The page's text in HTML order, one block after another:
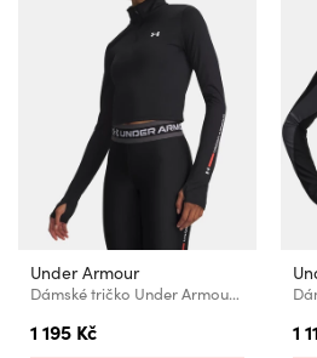
Under Armour
Dámské tričko Under Armour Tech Branded 1/2 Zip
1 195 Kč 1